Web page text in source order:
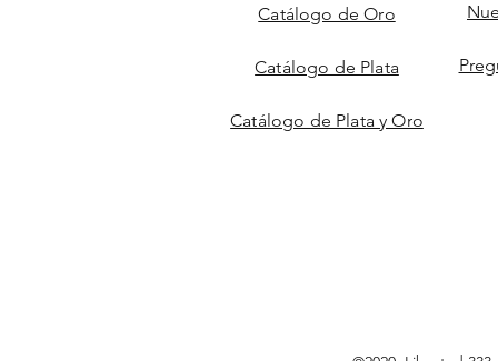
Catálogo de Oro
Catálogo de Plata
Catálogo de Plata y Oro